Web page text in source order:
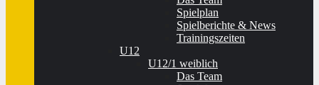
Spielplan
Spielberichte & News
Trainingszeiten
U12
U12/1 weiblich
Das Team